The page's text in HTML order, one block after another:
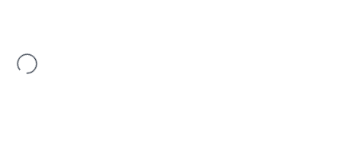
Il risultato della ricerca viene caricato